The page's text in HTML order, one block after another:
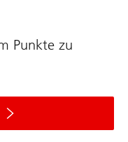
Punkte zu